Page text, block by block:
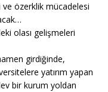
ve özerklik mücadelesi
olası gelişmeleri
girdiğinde,
yatırım yapan
bir kurum yoldan